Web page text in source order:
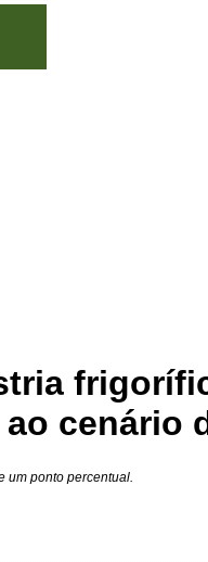
cenário
um ponto percentual.